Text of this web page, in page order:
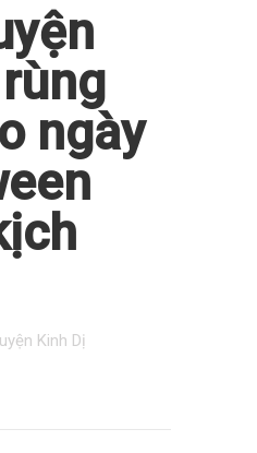
ngày
Kinh Dị